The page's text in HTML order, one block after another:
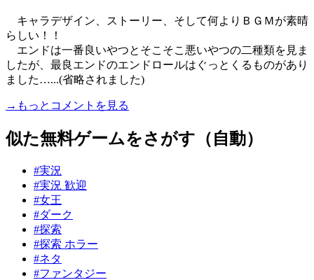
キャラデザイン、ストーリー、そして何よりＢＧＭが素晴
らしい！！
エンドは一番良いやつとそこそこ悪いやつの二種類を見ま
したが、最良エンドのエンドロールはぐっとくるものがあり
ました…...(省略されました)
→もっとコメントを見る
似た無料ゲームをさがす（自動）
#実況
#実況 歓迎
#女王
#ダーク
#探索
#探索 ホラー
#ネタ
#ファンタジー